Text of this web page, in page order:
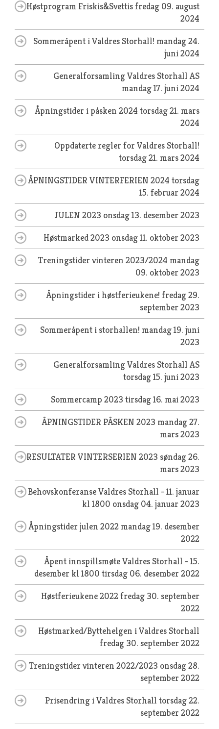
Høstprogram Friskis&Svettisfredag 09. august
2024
Sommeråpent i Valdres Storhall! mandag 24.
juni 2024
Generalforsamling Valdres Storhall AS
mandag 17. juni 2024
Åpningstider i påsken 2024 torsdag 21. mars
2024
Oppdaterte regler for Valdres Storhall!
torsdag 21. mars 2024
ÅPNINGSTIDER VINTERFERIEN 2024 torsdag
15. februar 2024
JULEN 2023 onsdag 13. desember 2023
Høstmarked 2023 onsdag 11. oktober 2023
Treningstider vinteren 2023/2024 mandag
09. oktober 2023
Åpningstider i høstferieukene! fredag 29.
september 2023
Sommeråpent i storhallen! mandag 19. juni
2023
Generalforsamling Valdres Storhall AS
torsdag 15. juni 2023
Sommercamp 2023 tirsdag 16. mai 2023
ÅPNINGSTIDER PÅSKEN 2023 mandag 27.
mars 2023
RESULTATER VINTERSERIEN 2023 søndag 26.
mars 2023
Behovskonferanse Valdres Storhall - 11. januar
kl 1800 onsdag 04. januar 2023
Åpningstider julen 2022 mandag 19. desember
2022
Åpent innspillsmøte Valdres Storhall - 15.
desember kl 1800 tirsdag 06. desember 2022
Høstferieukene 2022fredag 30. september
2022
Høstmarked/Byttehelgen i Valdres Storhall
fredag 30. september 2022
Treningstider vinteren 2022/2023 onsdag 28.
september 2022
Prisendring i Valdres Storhall torsdag 22.
september 2022